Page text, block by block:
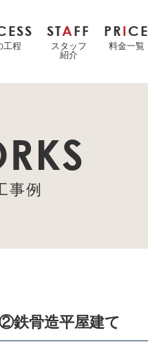
工程
STAFF
スタッフ
紹介
PRICE
料金一覧
事例
骨造平屋建て